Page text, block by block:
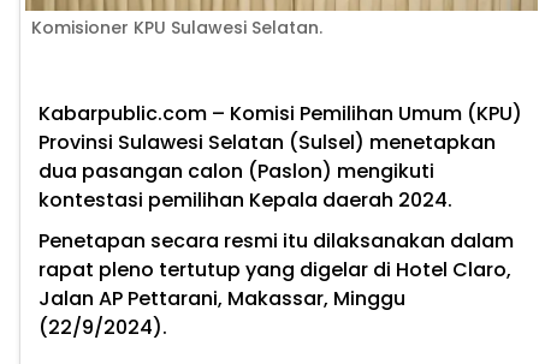
Komisioner KPU Sulawesi Selatan.
Kabarpublic.com – Komisi Pemilihan Umum (KPU)
Provinsi Sulawesi Selatan (Sulsel) menetapkan
dua pasangan calon (Paslon) mengikuti
kontestasi pemilihan Kepala daerah 2024.
Penetapan secara resmi itu dilaksanakan dalam
rapat pleno tertutup yang digelar di Hotel Claro,
Jalan AP Pettarani, Makassar, Minggu
(22/9/2024).